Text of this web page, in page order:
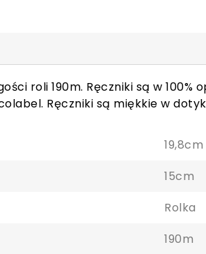
roli 190m. Ręczniki są w
Ręczniki są miękkie w
19,8cm
15cm
Rolka
190m